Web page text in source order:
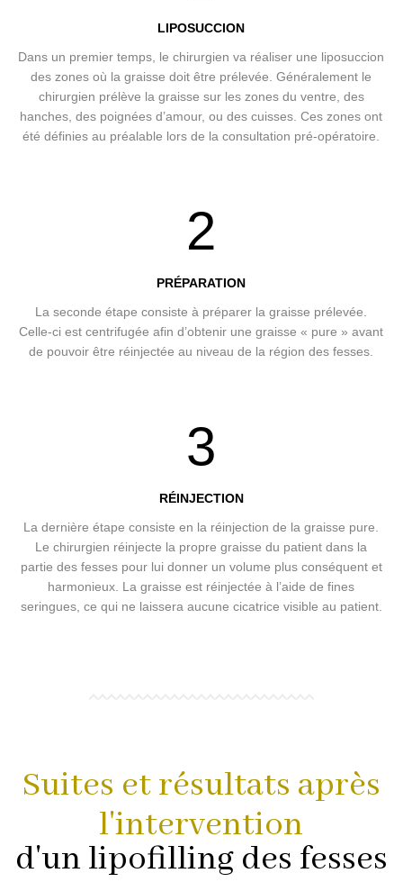
LIPOSUCCION
Dans un premier temps, le chirurgien va réaliser une liposuccion
des zones où la graisse doit être prélevée. Généralement le
chirurgien prélève la graisse sur les zones du ventre, des
hanches, des poignées d’amour, ou des cuisses. Ces zones ont
été définies au préalable lors de la consultation pré-opératoire.
2
PRÉPARATION
La seconde étape consiste à préparer la graisse prélevée.
Celle-ci est centrifugée afin d’obtenir une graisse « pure » avant
de pouvoir être réinjectée au niveau de la région des fesses.
3
RÉINJECTION
La dernière étape consiste en la réinjection de la graisse pure.
Le chirurgien réinjecte la propre graisse du patient dans la
partie des fesses pour lui donner un volume plus conséquent et
harmonieux. La graisse est réinjectée à l’aide de fines
seringues, ce qui ne laissera aucune cicatrice visible au patient.
Suites et résultats après
l'intervention
d'un lipofilling des fesses